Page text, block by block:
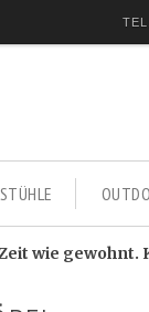
STÜHLE
wie